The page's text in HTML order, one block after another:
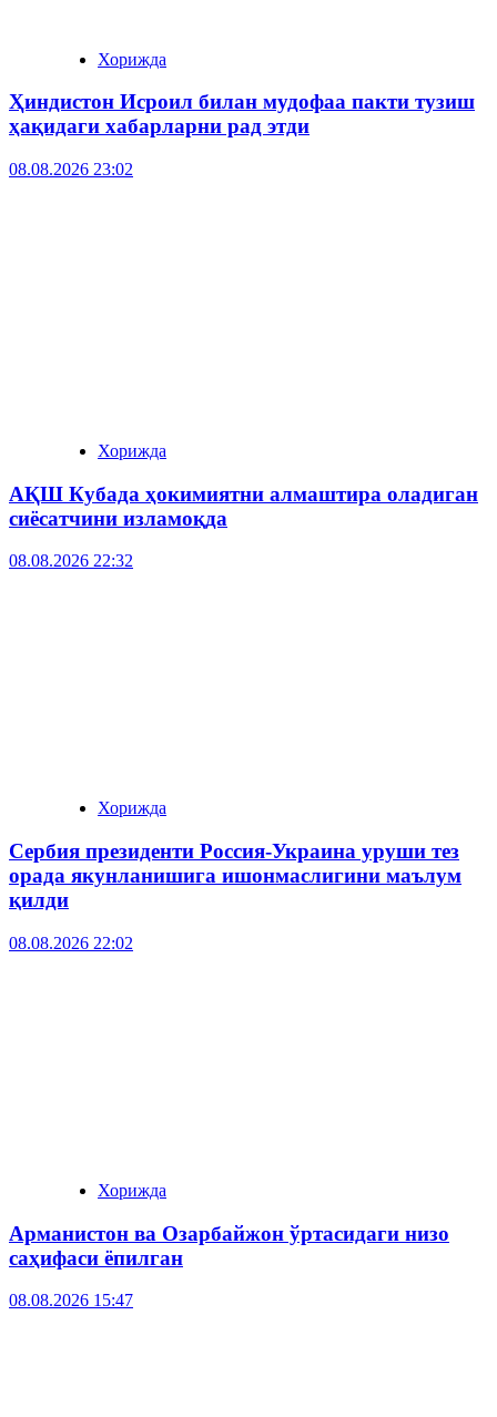
Хорижда
Ҳиндистон Исроил билан мудофаа пакти тузиш
ҳақидаги хабарларни рад этди
08.08.2026 23:02
Хорижда
АҚШ Кубада ҳокимиятни алмаштира оладиган
сиёсатчини изламоқда
08.08.2026 22:32
Хорижда
Сербия президенти Россия-Украина уруши тез
орада якунланишига ишонмаслигини маълум
қилди
08.08.2026 22:02
Хорижда
Арманистон ва Озарбайжон ўртасидаги низо
саҳифаси ёпилган
08.08.2026 15:47